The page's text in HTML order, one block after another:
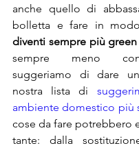
anche quello di
bolletta e fare in
diventi sempre più green
sempre meno
suggeriamo di dare
nostra lista di
ambiente domestico più
cose da fare potrebbero
tante: dalla